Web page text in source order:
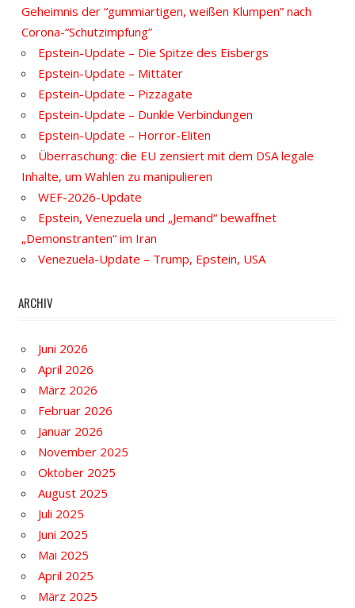
Geheimnis der “gummiartigen, weißen Klumpen” nach
Corona-“Schutzimpfung”
Epstein-Update – Die Spitze des Eisbergs
Epstein-Update – Mittäter
Epstein-Update – Pizzagate
Epstein-Update – Dunkle Verbindungen
Epstein-Update – Horror-Eliten
Überraschung: die EU zensiert mit dem DSA legale
Inhalte, um Wahlen zu manipulieren
WEF-2026-Update
Epstein, Venezuela und „Jemand“ bewaffnet
„Demonstranten“ im Iran
Venezuela-Update – Trump, Epstein, USA
ARCHIV
Juni 2026
April 2026
März 2026
Februar 2026
Januar 2026
November 2025
Oktober 2025
August 2025
Juli 2025
Juni 2025
Mai 2025
April 2025
März 2025